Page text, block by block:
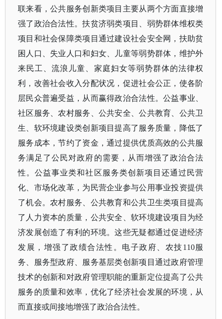
联来看，公共服务创新类项目主要从两个方面直接增
强了政治合法性。扶贫济弱类项目、弱势群体维权类
项目和社会保障类项目通过建设社会安全网，扶助贫
困人口、失业人口和妇女、儿童等弱势群体，维护外
来民工、流浪儿童、家庭妇女等弱势群体的法律权
利，改善社会收入分配状况，促进社会公正，使各阶
层民众普遍受益，从而赢得政治合法性。公益事业、
社区服务、农村服务、公共安全、公共教育、公共卫
生、软环境建设类创新项目提高了服务质量，降低了
服务成本，节约了资金，通过提供优质高效的公共服
务满足了公民对政府的需要，从而增强了政治合法
性。公益事业类和社区服务类创新项目还通过民营
化、市场化改革，为民营企业参与公用事业投资提供
了机会。农村服务、公共教育和公共卫生类项目提高
了人力资本的质量，公共安全、软环境建设项目为经
济发展创造了有利的环境。这些无疑都通过促进经济
发展，增强了政绩合法性。电子政府、农技110服
务、服务型政府、服务基层类创新项目通过政府管理
技术的创新和对政府管理职能的重新定位提高了公共
服务的质量和效率，优化了经济社会发展的环境，从
而直接或间接地增强了政治合法性。